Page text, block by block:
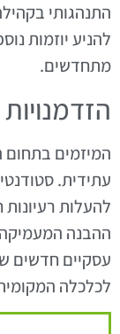
התנהגותי
להניע יוזמות
מתחדשים.
המיזמים בתחום
עתידית.
להעלות
ההבנה
עסקיים חדשים
לכלכלה